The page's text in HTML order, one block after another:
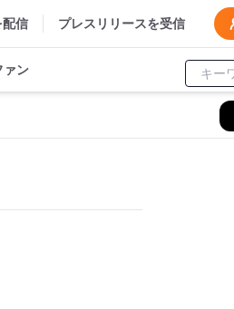
配信 プレスリリースを受信
ァン